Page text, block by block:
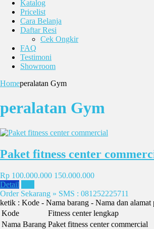
Katalog
Pricelist
Cara Belanja
Daftar Resi
Cek Ongkir
FAQ
Testimoni
Showroom
Homeperalatan Gym
peralatan Gym
Paket fitness center
Rp 100.000.000 150.000.000
Detail
Order Sekarang » SMS : 081252225711
ketik : Kode - Nama barang - Nama dan alamat
Kode
Fitness center lengkap
Nama Barang Paket fitness center commercial